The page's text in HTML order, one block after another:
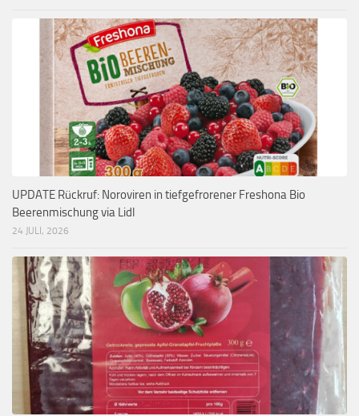
UPDATE Rückruf: Noroviren in tiefgefrorener Freshona Bio
Beerenmischung via Lidl
24 JULI, 2026